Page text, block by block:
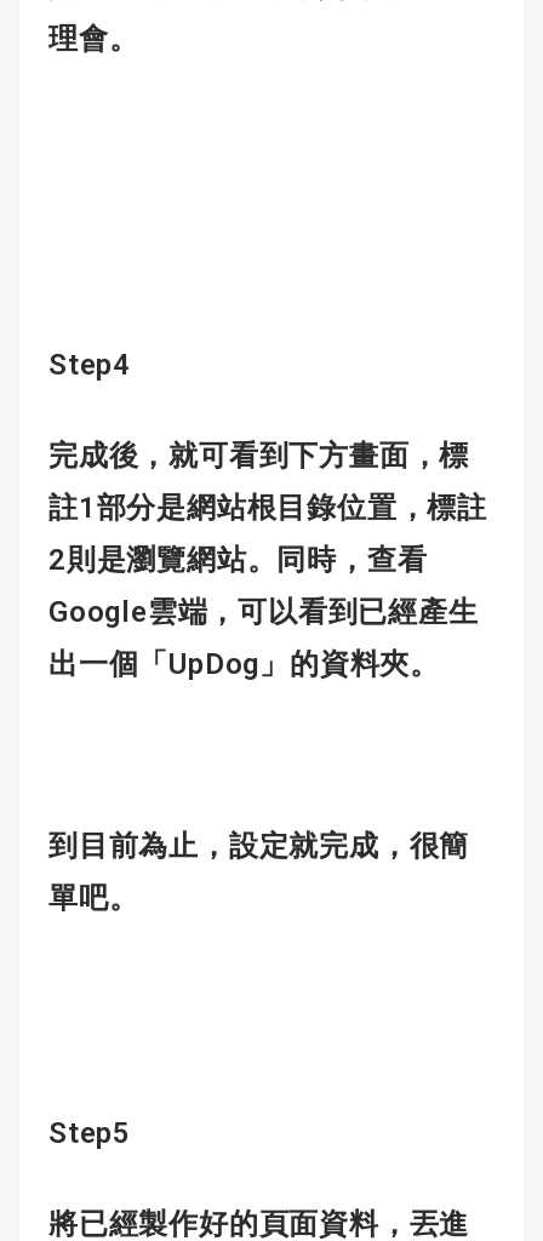
理會。
Step4
完成後，就可看到下方畫面，標
註1 部分是網站根目錄位置，標註
2則是瀏覽網站。同時，查看
Google雲端，可以看到已經產生
出一個「 UpDog 」的資料夾。
到目前為止，設定就完成，很簡
單吧。
Step5
將已經製作好的頁面資料，丟進